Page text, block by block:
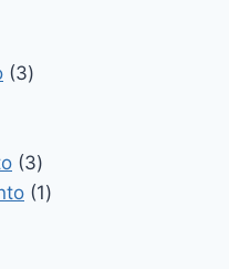
33
33
productos
11